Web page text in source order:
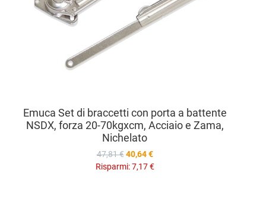
Emuca Set di braccetti con porta a battente
NSDX, forza 20-70kgxcm, Acciaio e Zama,
Nichelato
47,81 € 40,64 €
Risparmi:7,17 €